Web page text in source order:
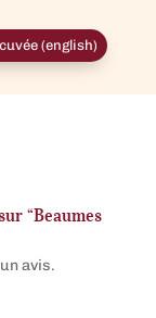
(english)
“Beaumes
avis.